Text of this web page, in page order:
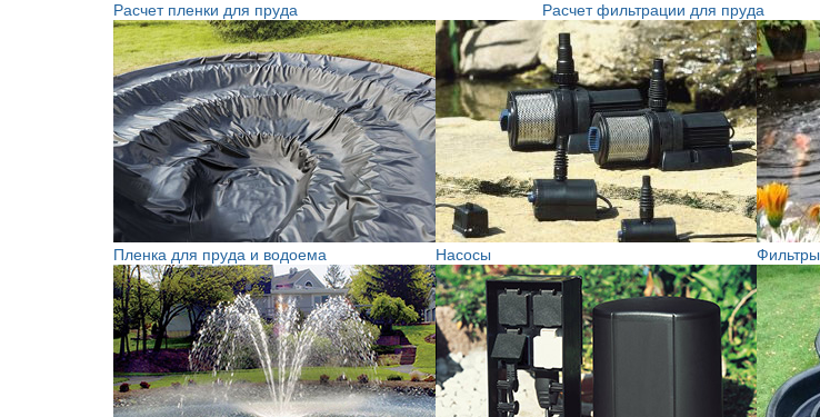
Расчет пленки для пруда
Расчет фильтрации для пруда
Пленка для пруда и водоема Насосы Фильтры